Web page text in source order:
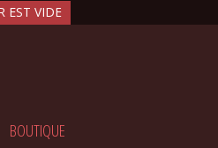
BOUTIQUE